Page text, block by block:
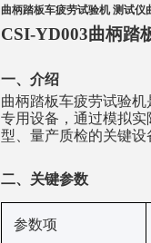
曲柄踏板车疲劳试验机 测试仪
CSI-YD003曲柄踏
‌一、 介绍
曲柄踏板车疲劳试验
专用设备，通过模拟
型、量产质检的关键设
‌二、关键参数
‌参数项‌